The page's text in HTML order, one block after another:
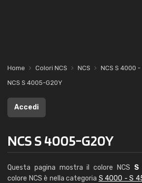
Home Colori NCS NCS
NCS S 4000 -
NCS S 4005-G20Y
Accedi
NCS S 4005-G20Y
Questa pagina mostra il colore NCS S
colore NCS è nella categoria S 4000 - S